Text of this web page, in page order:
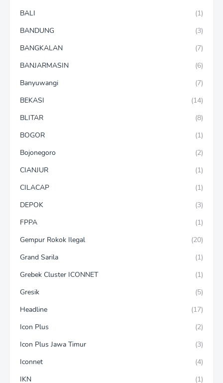
BALI
(1)
BANDUNG
(3)
BANGKALAN
(7)
BANJARMASIN
(6)
Banyuwangi
(7)
BEKASI
(14)
BLITAR
(8)
BOGOR
(1)
Bojonegoro
(2)
CIANJUR
(1)
CILACAP
(1)
DEPOK
(3)
FPPA
(1)
Gempur Rokok Ilegal
(20)
Grand Sarila
(1)
Grebek Cluster ICONNET
(1)
Gresik
(5)
Headline
(17)
Icon Plus
(2)
Icon Plus Jawa Timur
(3)
Iconnet
(4)
IKN
(1)